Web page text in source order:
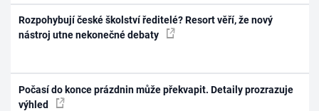
Rozpohybují české školství ředitelé? Resort věří, že nový
nástroj utne nekonečné debaty
Počasí do konce prázdnin může překvapit. Detaily prozrazuje
výhled